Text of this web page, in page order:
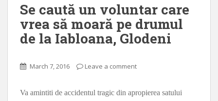
Se caută un voluntar care
vrea să moară pe drumul
de la Iabloana, Glodeni
March 7, 2016 Leave a comment
Va amintiti de accidentul tragic din apropierea satului